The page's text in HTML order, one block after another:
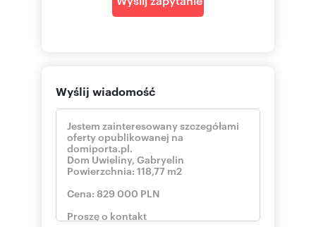
w otoczeniu zabudowy jednorodzinnej,
szkoła podstawowa i przedszkole w odległości
Treść niniejszego ogłoszenia nie stanowi oferty
handlowej w rozumieniu Kodeksu Cywilnego.
Oferta wysłana z programu IMO dla biur
nieruchomości
Numer oferty: 20230
Wyślij wiadomość